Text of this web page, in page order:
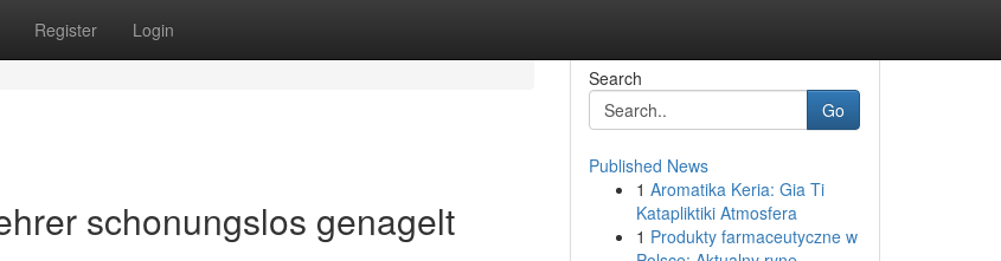
Register Login
schonungslos genagelt
Search
Go
Published News
1 Aromatika Keria: Gia Ti
Katapliktiki Atmosfera
1 Produkty farmaceutyczne w